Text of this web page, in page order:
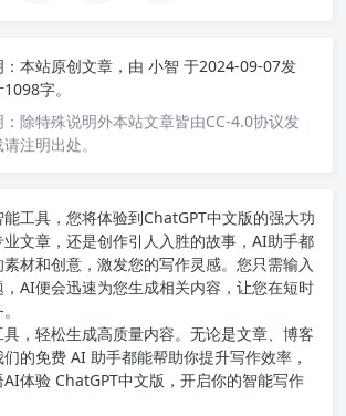
本站原创文章，由 小智 于2024-09-07发
字。
除特殊说明外本站文章皆由CC-4.0协议发
注明出处。
能工具，您将体验到ChatGPT中文版的强大功
文章，还是创作引人入胜的故事，AI助手都
材和创意，激发您的写作灵感。您只需输入
，AI便会迅速为您生成相关内容，让您在短时
，轻松生成高质量内容。无论是文章、博客
的免费 AI 助手都能帮助你提升写作效率，
AI体验 ChatGPT中文版 ，开启你的智能写作